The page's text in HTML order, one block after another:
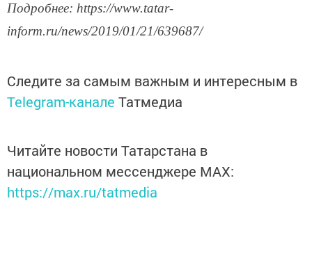
Подробнее: https://www.tatar-
inform.ru/news/2019/01/21/639687/
Следите за самым важным и интересным в
Telegram-канале Татмедиа
Читайте новости Татарстана в
национальном мессенджере MАХ:
https://max.ru/tatmedia